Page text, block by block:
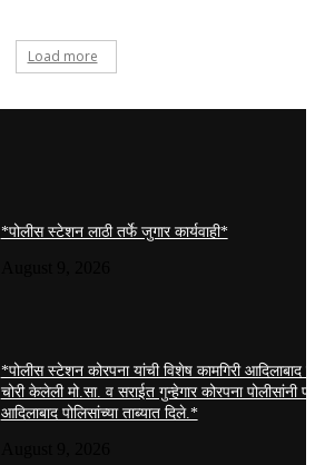
Load more
*पोलीस स्टेशन लाठी तर्फे जुगार कार्यवाही*
*पोलीस स्टेशन कोरपना यांची विशेष कामगिरी आदिलाबाद
चोरी केलेली मो.सा. व सराईत गुन्हेगार कोरपना पोलीसांनी
आदिलाबाद पोलिसांच्या ताब्यात दिले.*